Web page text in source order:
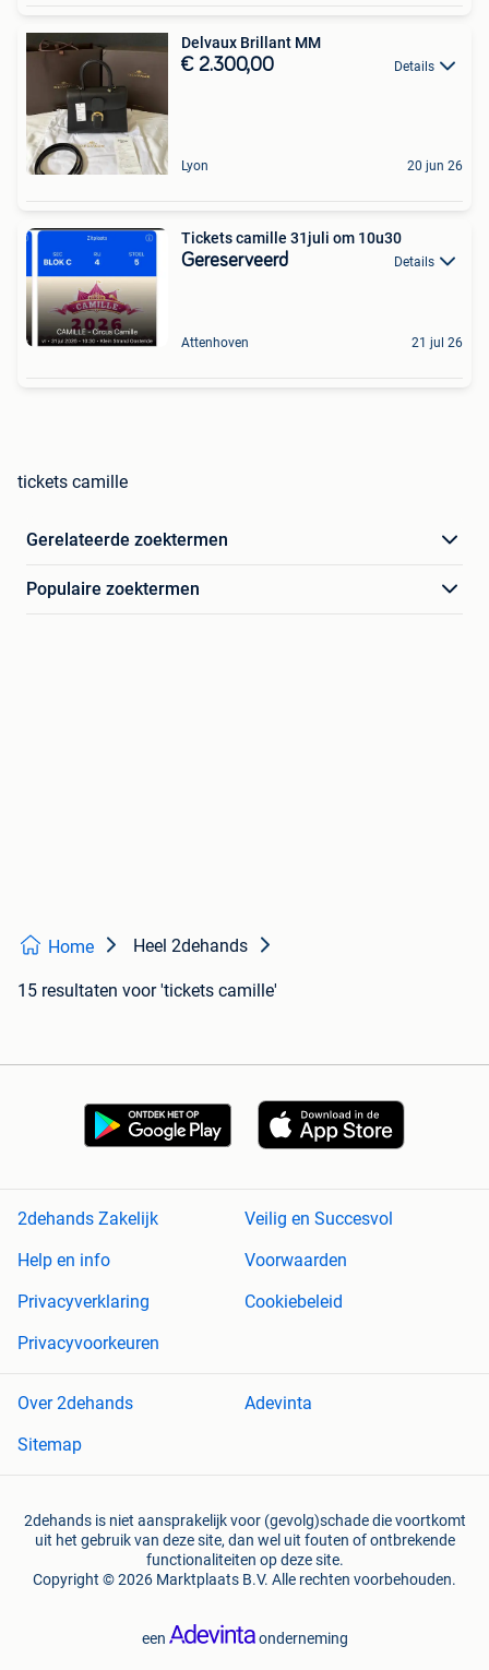
Delvaux Brillant MM
€ 2.300,00 Details
Lyon 20 jun 26
Tickets camille 31juli om 10u30
Gereserveerd Details
Attenhoven 21 jul 26
tickets camille
Gerelateerde zoektermen
Populaire zoektermen
Home Heel 2dehands
15 resultaten voor 'tickets camille'
2dehands Zakelijk
Veilig en Succesvol
Help en info
Voorwaarden
Privacyverklaring
Cookiebeleid
Privacyvoorkeuren
Over 2dehands
Adevinta
Sitemap
2dehands is niet aansprakelijk voor (gevolg)schade die voortkomt
uit het gebruik van deze site, dan wel uit fouten of ontbrekende
functionaliteiten op deze site.
Copyright © 2026 Marktplaats B.V. Alle rechten voorbehouden.
een onderneming